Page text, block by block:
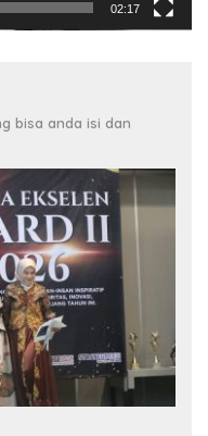
02:17
bisa anda isi dan